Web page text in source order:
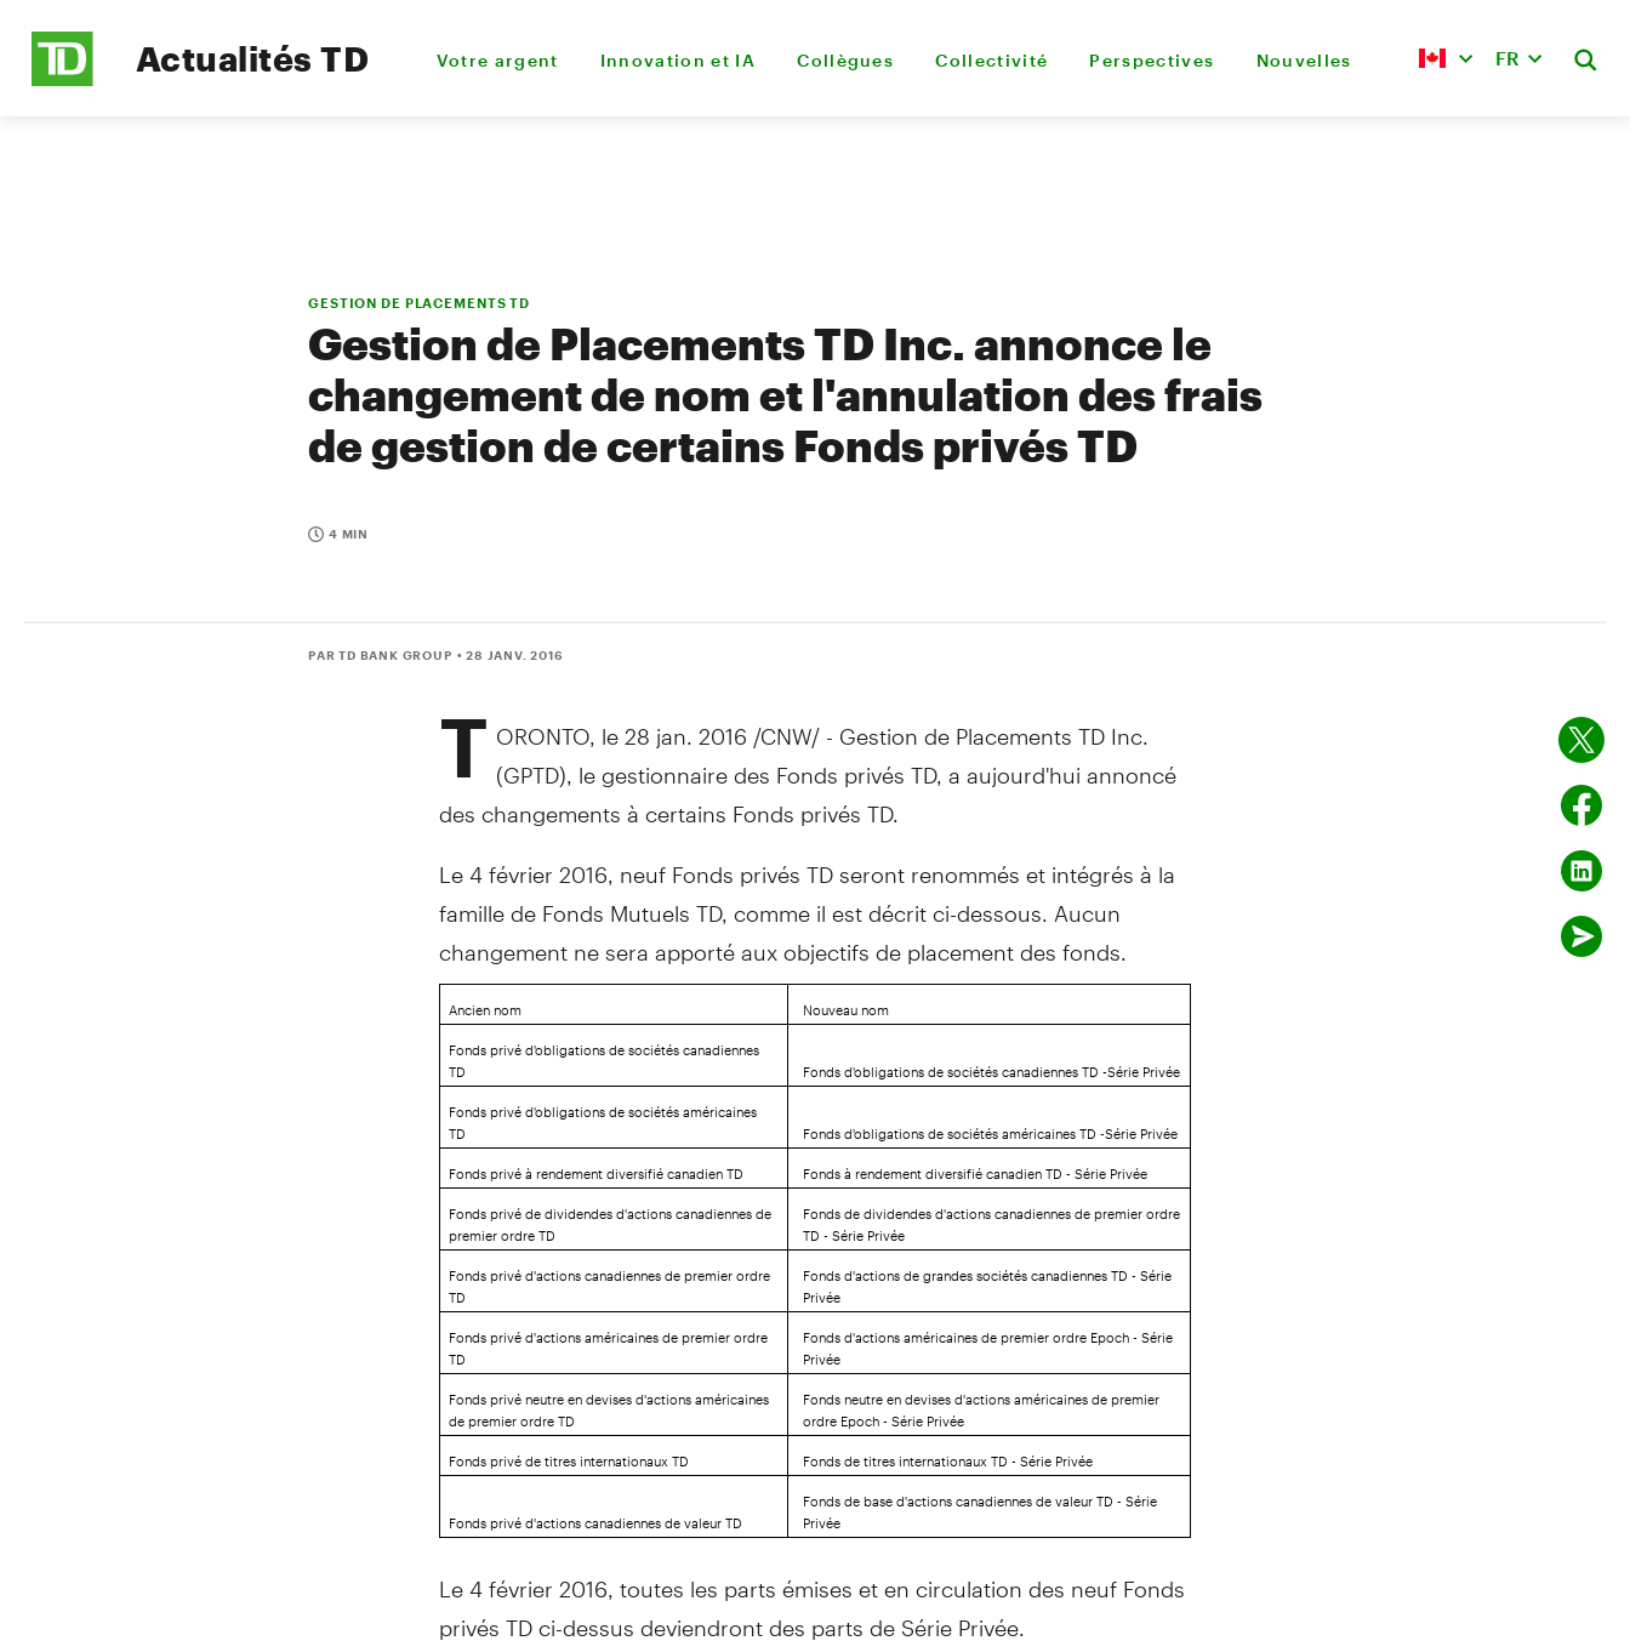
Actualités TD Votre argent Innovation et IA Collègues Collectivité Perspectives Nouvelles FR
GESTION DE PLACEMENTS TD
Gestion de Placements TD Inc. annonce le
changement de nom et l'annulation des frais
de gestion de certains Fonds privés TD
4 MIN
PAR TD BANK GROUP • 28 JANV. 2016
T ORONTO, le 28 jan. 2016 /CNW/ - Gestion de Placements TD Inc.
(GPTD), le gestionnaire des Fonds privés TD, a aujourd'hui annoncé
des changements à certains Fonds privés TD.
Le 4 février 2016, neuf Fonds privés TD seront renommés et intégrés à la
famille de Fonds Mutuels TD, comme il est décrit ci-dessous. Aucun
changement ne sera apporté aux objectifs de placement des fonds.
Ancien nom
Nouveau nom
Fonds privé d'obligations de sociétés canadiennes
TD
Fonds d'obligations de sociétés canadiennes TD -Série Privée
Fonds privé d'obligations de sociétés américaines
TD
Fonds d'obligations de sociétés américaines TD -Série Privée
Fonds privé à rendement diversifié canadien TD
Fonds à rendement diversifié canadien TD - Série Privée
Fonds privé de dividendes d'actions canadiennes de
premier ordre TD
Fonds de dividendes d'actions canadiennes de premier ordre
TD - Série Privée
Fonds privé d'actions canadiennes de premier ordre
TD
Fonds d'actions de grandes sociétés canadiennes TD - Série
Privée
Fonds privé d'actions américaines de premier ordre
TD
Fonds d'actions américaines de premier ordre Epoch - Série
Privée
Fonds privé neutre en devises d'actions américaines
de premier ordre TD
Fonds neutre en devises d'actions américaines de premier
ordre Epoch - Série Privée
Fonds privé de titres internationaux TD
Fonds de titres internationaux TD - Série Privée
Fonds privé d'actions canadiennes de valeur TD
Fonds de base d'actions canadiennes de valeur TD - Série
Privée
Le 4 février 2016, toutes les parts émises et en circulation des neuf Fonds
privés TD ci-dessus deviendront des parts de Série Privée.